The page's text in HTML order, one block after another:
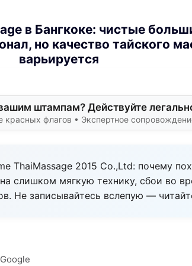
в Бангкоке: чистые
но качество тайского
варьируется
штампам? Действуйте
красных флагов • Экспертное
ThaiMassage 2015 Co.,Ltd: почему
слишком мягкую технику, сбои во
Не записывайтесь вслепую —